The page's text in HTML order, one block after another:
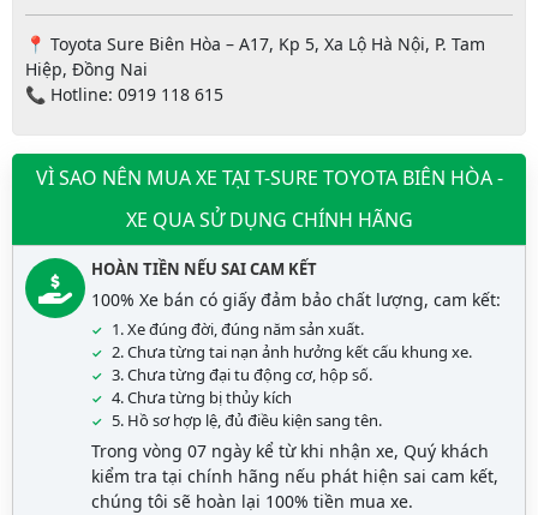
📍 Toyota Sure Biên Hòa – A17, Kp 5, Xa Lộ Hà Nội, P. Tam
Hiệp, Đồng Nai
📞 Hotline: 0919 118 615
VÌ SAO NÊN MUA XE TẠI T-SURE TOYOTA BIÊN HÒA -
XE QUA SỬ DỤNG CHÍNH HÃNG
HOÀN TIỀN NẾU SAI CAM KẾT
100% Xe bán có giấy đảm bảo chất lượng, cam kết:
1. Xe đúng đời, đúng năm sản xuất.
2. Chưa từng tai nạn ảnh hưởng kết cấu khung xe.
3. Chưa từng đại tu động cơ, hộp số.
4. Chưa từng bị thủy kích
5. Hồ sơ hợp lệ, đủ điều kiện sang tên.
Trong vòng 07 ngày kể từ khi nhận xe, Quý khách
kiểm tra tại chính hãng nếu phát hiện sai cam kết,
chúng tôi sẽ hoàn lại 100% tiền mua xe.